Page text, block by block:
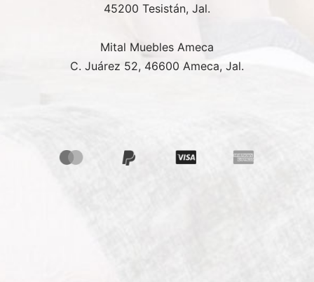
45200 Tesistán, Jal.
Mital Muebles Ameca
C. Juárez 52, 46600 Ameca, Jal.